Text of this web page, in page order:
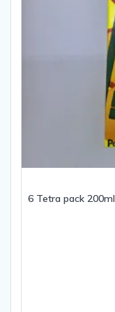
6 Tetra pack